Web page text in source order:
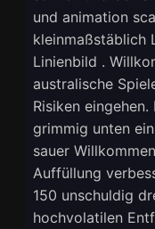
und animation
kleinmaßstäblich
Linienbild .
australische
Risiken
grimmig unten
sauer
Auffüllung
150 unschuldig
hochvolatilen